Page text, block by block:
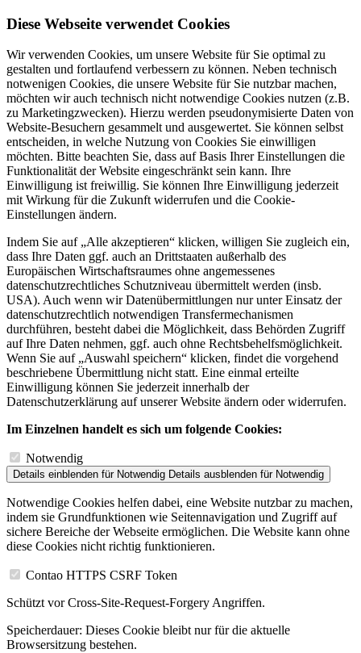
Diese Webseite verwendet Cookies
Wir verwenden Cookies, um unsere Website für Sie optimal zu
gestalten und fortlaufend verbessern zu können. Neben technisch
notwenigen Cookies, die unsere Website für Sie nutzbar machen,
möchten wir auch technisch nicht notwendige Cookies nutzen (z.B.
zu Marketingzwecken). Hierzu werden pseudonymisierte Daten von
Website-Besuchern gesammelt und ausgewertet. Sie können selbst
entscheiden, in welche Nutzung von Cookies Sie einwilligen
möchten. Bitte beachten Sie, dass auf Basis Ihrer Einstellungen die
Funktionalität der Website eingeschränkt sein kann. Ihre
Einwilligung ist freiwillig. Sie können Ihre Einwilligung jederzeit
mit Wirkung für die Zukunft widerrufen und die Cookie-
Einstellungen ändern.
Indem Sie auf „Alle akzeptieren“ klicken, willigen Sie zugleich ein,
dass Ihre Daten ggf. auch an Drittstaaten außerhalb des
Europäischen Wirtschaftsraumes ohne angemessenes
datenschutzrechtliches Schutzniveau übermittelt werden (insb.
USA). Auch wenn wir Datenübermittlungen nur unter Einsatz der
datenschutzrechtlich notwendigen Transfermechanismen
durchführen, besteht dabei die Möglichkeit, dass Behörden Zugriff
auf Ihre Daten nehmen, ggf. auch ohne Rechtsbehelfsmöglichkeit.
Wenn Sie auf „Auswahl speichern“ klicken, findet die vorgehend
beschriebene Übermittlung nicht statt. Eine einmal erteilte
Einwilligung können Sie jederzeit innerhalb der
Datenschutzerklärung auf unserer Website ändern oder widerrufen.
Im Einzelnen handelt es sich um folgende Cookies:
Notwendig
Details einblenden für Notwendig Details ausblenden für Notwendig
Notwendige Cookies helfen dabei, eine Website nutzbar zu machen,
indem sie Grundfunktionen wie Seitennavigation und Zugriff auf
sichere Bereiche der Webseite ermöglichen. Die Website kann ohne
diese Cookies nicht richtig funktionieren.
Contao HTTPS CSRF Token
Schützt vor Cross-Site-Request-Forgery Angriffen.
Speicherdauer: Dieses Cookie bleibt nur für die aktuelle
Browsersitzung bestehen.